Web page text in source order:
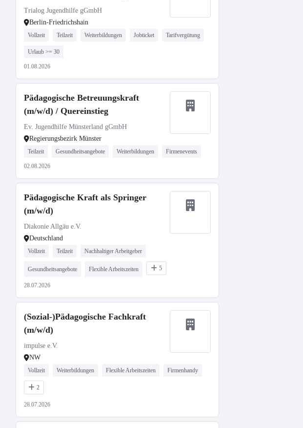
Stellenmarkt Bildung
Trialog Jugendhilfe gGmbH
Berlin-Friedrichshain
Vollzeit Teilzeit Weiterbildungen Jobticket Tarifvergütung
Urlaub >= 30
01.08.2026
Pädagogische Betreuungskraft
(m/w/d) / Quereinstieg
Ev. Jugendhilfe Münsterland gGmbH
Regierungsbezirk Münster
Teilzeit Gesundheitsangebote Weiterbildungen Firmenevents
02.08.2026
Pädagogische Kraft als Springer
(m/w/d)
Diakonie Allgäu e.V.
Deutschland
Vollzeit Teilzeit Nachhaltiger Arbeitgeber
Gesundheitsangebote Flexible Arbeitszeiten 5
28.07.2026
(Sozial-)Pädagogische Fachkraft
(m/w/d)
impulse e.V.
NW
Vollzeit Weiterbildungen Flexible Arbeitszeiten Firmenhandy
2
28.07.2026